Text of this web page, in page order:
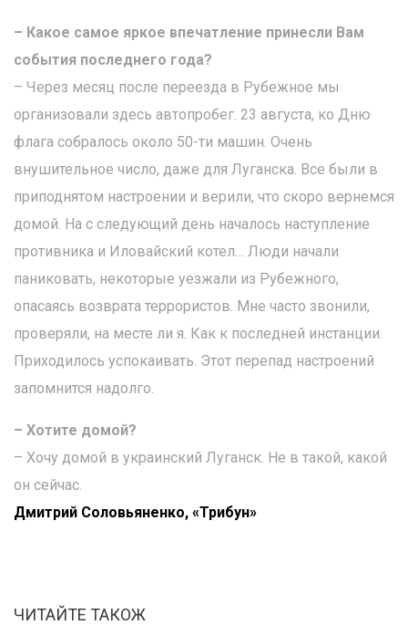
– Какое самое яркое впечатление принесли Вам
события последнего года?
– Через месяц после переезда в Рубежное мы
организовали здесь автопробег. 23 августа, ко Дню
флага собралось около 50-ти машин. Очень
внушительное число, даже для Луганска. Все были в
приподнятом настроении и верили, что скоро вернемся
домой. На с следующий день началось наступление
противника и Иловайский котел… Люди начали
паниковать, некоторые уезжали из Рубежного,
опасаясь возврата террористов. Мне часто звонили,
проверяли, на месте ли я. Как к последней инстанции.
Приходилось успокаивать. Этот перепад настроений
запомнится надолго.
– Хотите домой?
– Хочу домой в украинский Луганск. Не в такой, какой
он сейчас.
Дмитрий Соловьяненко, «Трибун»
ЧИТАЙТЕ ТАКОЖ